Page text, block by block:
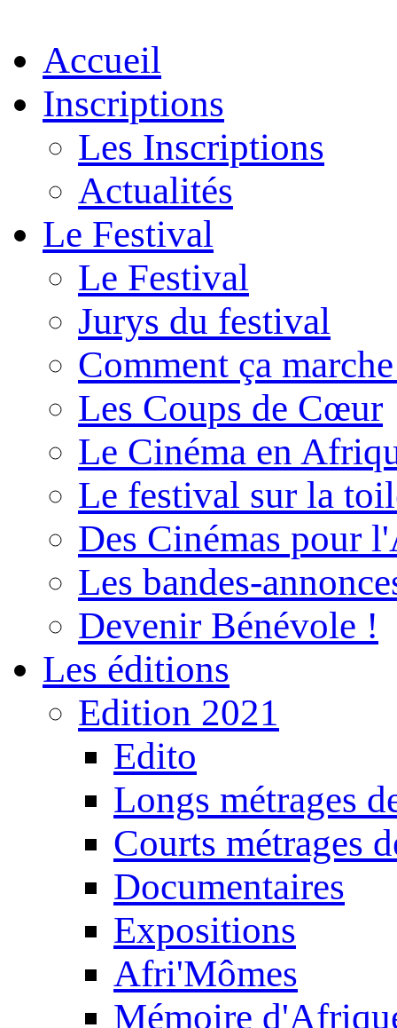
Accueil
Inscriptions
Les Inscriptions
Actualités
Le Festival
Le Festival
Jurys du festival
Comment ça
Les Coups de Cœur
Le Cinéma en
Le festival sur la
Des Cinémas pour
Les bandes-
Devenir Bénévole !
Les éditions
Edition 2021
Edito
Longs métrages
Courts métrages
Documentaires
Expositions
Afri'Mômes
Mémoire